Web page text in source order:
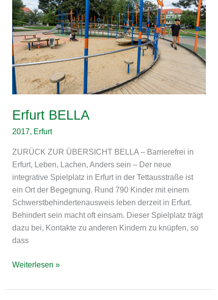
Erfurt BELLA
2017, Erfurt
ZURÜCK ZUR ÜBERSICHT BELLA – Barrierefrei in
Erfurt, Leben, Lachen, Anders sein – Der neue
integrative Spielplatz in Erfurt in der Tettausstraße ist
ein Ort der Begegnung. Rund 790 Kinder mit einem
Schwerstbehindertenausweis leben derzeit in Erfurt.
Behindert sein macht oft einsam. Dieser Spielplatz trägt
dazu bei, Kontakte zu anderen Kindern zu knüpfen, so
dass
Weiterlesen »